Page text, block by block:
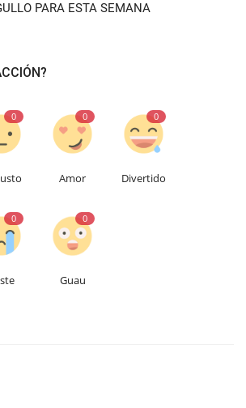
PARA ESTA SEMANA
0 0
Amor
0
Divertido
0 0
Guau